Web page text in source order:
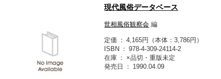
現代風俗データベース
世相風俗観察会 編
定価
4,165円（本体：3,786円）
ISBN
978-4-309-24114-2
在庫
×品切・重版未定
発売日
1990.04.09